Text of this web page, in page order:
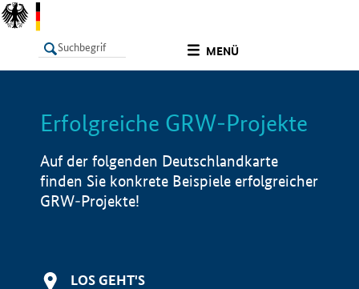
MENÜ
LISTE Info
Erfolgreiche GRW-Projekte
Auf der folgenden Deutschlandkarte
finden Sie konkrete Beispiele erfolgreicher
GRW-Projekte!
LOS GEHT'S